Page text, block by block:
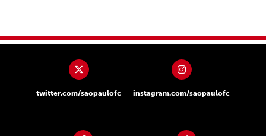
twitter.com/saopaulofc instagram.com/saopaulofc